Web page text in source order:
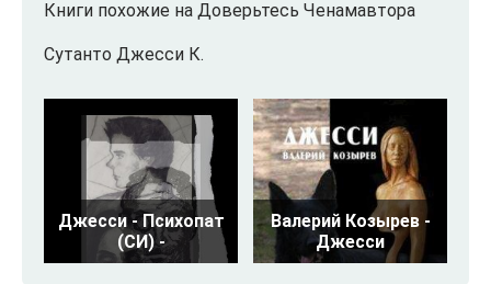
Книги похожие на Доверьтесь Ченамавтора
Сутанто Джесси К.
Джесси - Психопат
(СИ) -
Валерий Козырев -
Джесси